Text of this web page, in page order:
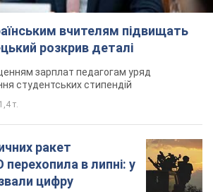
вчителям підвищать
розкрив деталі
зарплат педагогам уряд
студентських стипендій
т.
ракет
в липні: у
цифру